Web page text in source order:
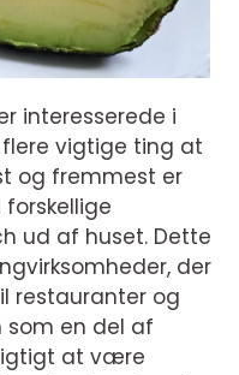
interesserede i
vigtige ting at
og fremmest er
ud af huset. Dette
der
restauranter og
som en del af
at være